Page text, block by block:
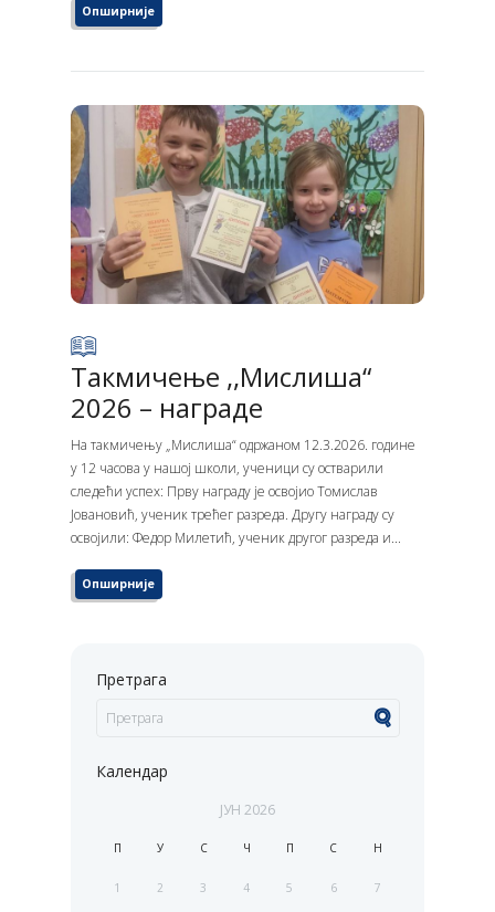
Опширније
Такмичење ,,Мислиша“
2026 – награде
На такмичењу „Мислиша“ одржаном 12.3.2026. године
у 12 часова у нашој школи, ученици су остварили
следећи успех: Прву награду је освојио Томислав
Јовановић, ученик трећег разреда. Другу награду су
освојили: Федор Милетић, ученик другог разреда и...
Опширније
Претрага
Календар
ЈУН 2026
П У С Ч П С Н
1 2 3 4 5 6 7